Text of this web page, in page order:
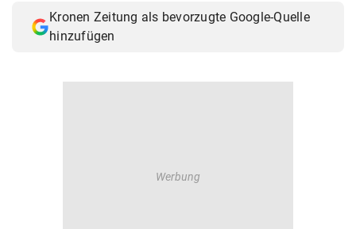
Kronen Zeitung als bevorzugte Google-Quelle
hinzufügen